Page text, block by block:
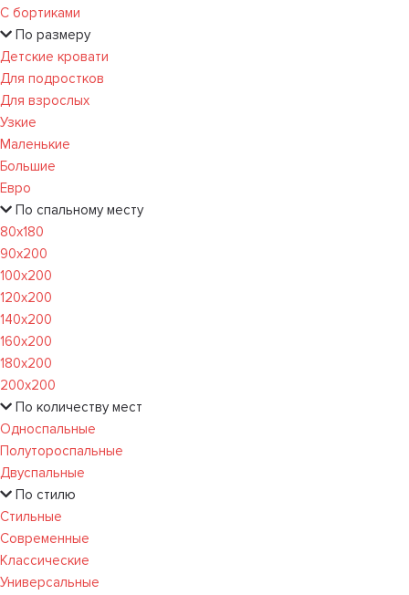
С бортиками
По размеру
Детские кровати
Для подростков
Для взрослых
Узкие
Маленькие
Большие
Евро
По спальному месту
80х180
90х200
100х200
120x200
140х200
160х200
180х200
200х200
По количеству мест
Односпальные
Полутороспальные
Двуспальные
По стилю
Стильные
Современные
Классические
Универсальные